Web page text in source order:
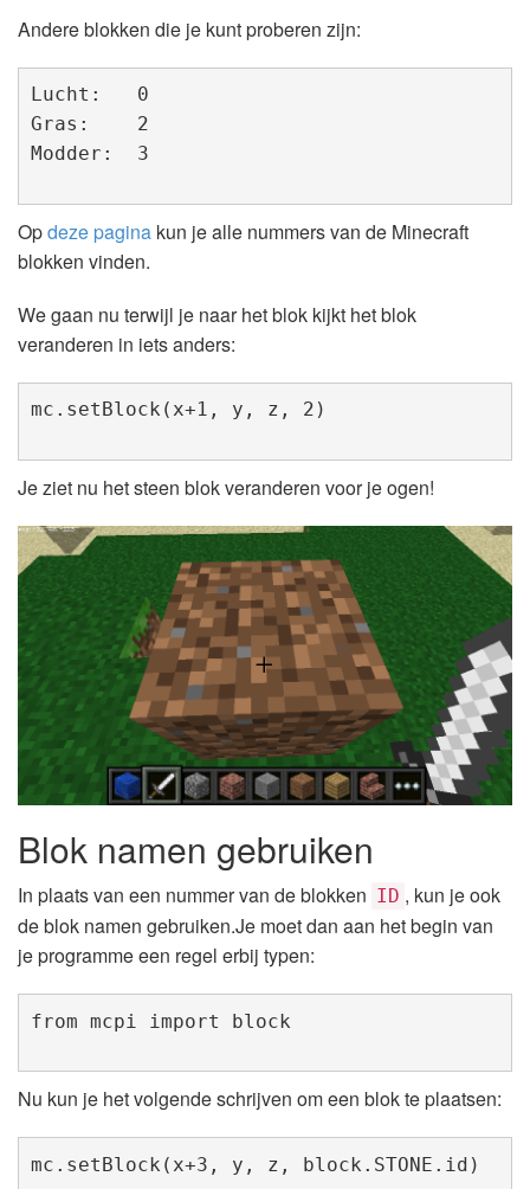
Andere blokken die je kunt proberen zijn:
Lucht:   0
Gras:    2
Modder:  3
Opdeze pagina kun je alle nummers van de Minecraft
blokken vinden.
We gaan nu terwijl je naar het blok kijkt het blok
veranderen in iets anders:
mc.setBlock(x+1, y, z, 2)
Je ziet nu het steen blok veranderen voor je ogen!
Blok namen gebruiken
In plaats van een nummer van de blokken ID , kun je ook
de blok namen gebruiken.Je moet dan aan het begin van
je programme een regel erbij typen:
from mcpi import block
Nu kun je het volgende schrijven om een blok te plaatsen:
mc.setBlock(x+3, y, z, block.STONE.id)